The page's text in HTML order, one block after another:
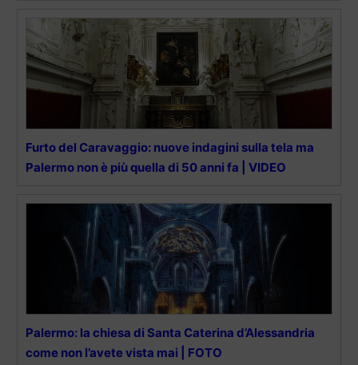
Furto del Caravaggio: nuove indagini sulla tela ma
Palermo non è più quella di 50 anni fa | VIDEO
Palermo: la chiesa di Santa Caterina d’Alessandria
come non l’avete vista mai | FOTO